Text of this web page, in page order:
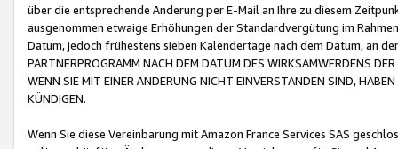
über die entsprechende Änderung per E-Mail an Ihre zu diesem
ausgenommen etwaige Erhöhungen der Standardvergütung im
Datum, jedoch frühestens sieben Kalendertage nach dem Datum, an
PARTNERPROGRAMM NACH DEM DATUM DES WIRKSAMWERDENS
WENN SIE MIT EINER ÄNDERUNG NICHT EINVERSTANDEN SIND,
KÜNDIGEN.
Wenn Sie diese Vereinbarung mit Amazon France Services SAS